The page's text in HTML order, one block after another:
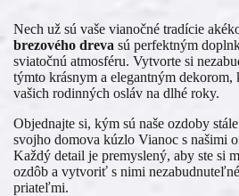
Nech už sú vaše vianočné tradície
brezového dreva sú perfektným
sviatočnú atmosféru. Vytvorte si
týmto krásnym a elegantným dekorom,
vašich rodinných osláv na dlhé roky.
Objednajte si, kým sú naše ozdoby
svojho domova kúzlo Vianoc s našimi
Každý detail je premyslený, aby ste si
ozdôb a vytvoriť s nimi
priateľmi.